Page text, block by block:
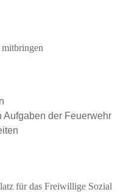
mitbringen
Aufgaben der Feuerwehr
für das Freiwillige Sozial